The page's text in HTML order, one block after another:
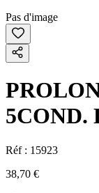
Pas d'image
5COND.
Réf : 15923
38,70 €